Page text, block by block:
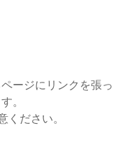
ージにリンクを張っ
。
ださい。